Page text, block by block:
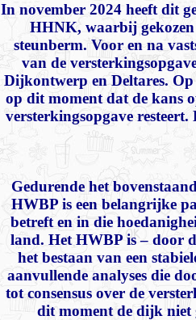
In november 2024 heeft dit
HHNK, waarbij gekozen
steunberm. Voor en na
van de
Dijkontwerp en Deltares.
op dit moment dat de kans
versterkingsopgave
Gedurende het
HWBP is een belangrijke
betreft en in die
land. Het HWBP is – door
het bestaan van een
aanvullende analyses die
tot consensus over de
dit moment de dijk niet